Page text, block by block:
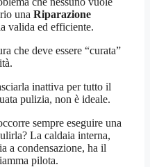
una Riparazione
valida ed efficiente.
che deve essere “curata”
inattiva per tutto il
pulizia, non è ideale.
sempre eseguire una
La caldaia interna,
a condensazione, ha il
pilota.